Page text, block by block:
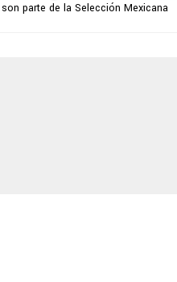
parte de la Selección Mexicana